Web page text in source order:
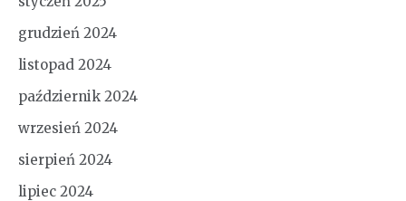
grudzień 2024
listopad 2024
październik 2024
wrzesień 2024
sierpień 2024
lipiec 2024